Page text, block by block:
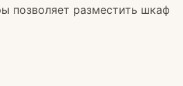
позволяет разместить шкаф